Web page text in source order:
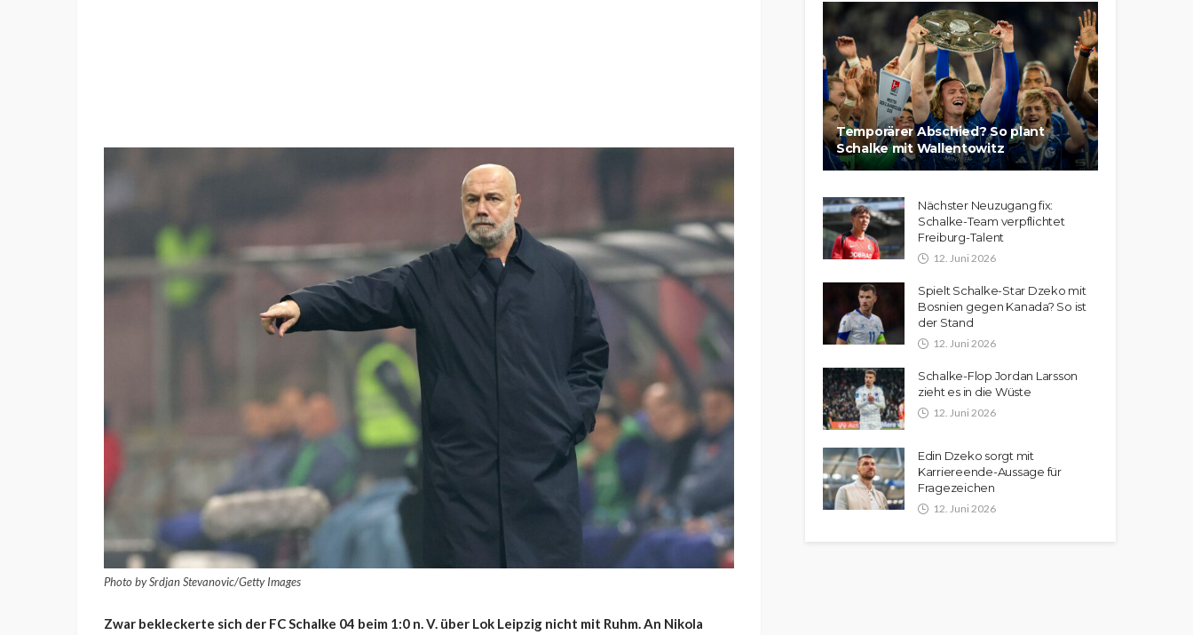
Photo by Srdjan Stevanovic/Getty Images
Zwar bekleckerte sich der FC Schalke 04 beim 1:0 n. V. über Lok Leipzig nicht mit Ruhm. An Nikola
Temporärer Abschied? So plant
Schalke mit Wallentowitz
Nächster Neuzugang fix:
Schalke-Team verpflichtet
Freiburg-Talent
12. Juni 2026
Spielt Schalke-Star Dzeko mit
Bosnien gegen Kanada? So ist
der Stand
12. Juni 2026
Schalke-Flop Jordan Larsson
zieht es in die Wüste
12. Juni 2026
Edin Dzeko sorgt mit
Karriereende-Aussage für
Fragezeichen
12. Juni 2026